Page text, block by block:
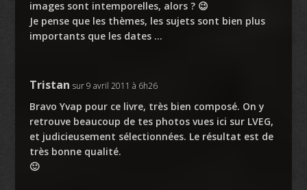
images sont intemporelles, alors ? 😉
Je pense que les thèmes, les sujets sont bien plus
importants que les dates …
Tristan sur 9 avril 2011 à 6h26
Bravo Yvap pour ce livre, très bien composé. On y
retrouve beaucoup de tes photos vues ici sur LVEG,
et judicieusement sélectionnées. Le résultat est de
très bonne qualité.
🙂